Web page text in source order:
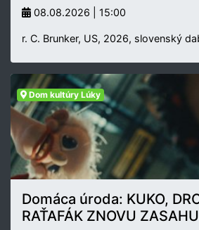
08.08.2026 | 15:00
r. C. Brunker, US, 2026, slovenský
Dom kultúry Lúky
Domáca úroda: KUKO,
RAŤAFÁK ZNOVU